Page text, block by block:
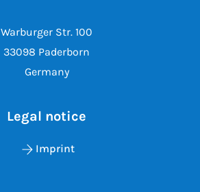
Warburger Str. 100
33098 Paderborn
Germany
Legal notice
Imprint